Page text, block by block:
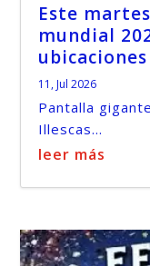
Este
mundial
ubicaciones
11, Jul 2026
Pantalla
Illescas...
leer más